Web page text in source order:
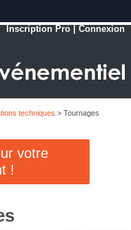
Inscription Pro |Connexion
techniques > Tournages
votre
!